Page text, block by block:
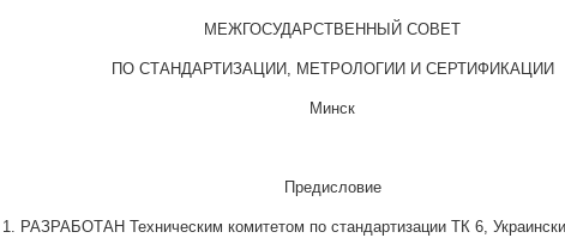
МЕЖГОСУДАРСТВЕННЫЙ СОВЕТ
ПО СТАНДАРТИЗАЦИИ, МЕТРОЛОГИИ И СЕРТИФИКАЦИИ
Минск
Предисловие
РАЗРАБОТАН Техническим комитетом по стандартизации ТК 6,